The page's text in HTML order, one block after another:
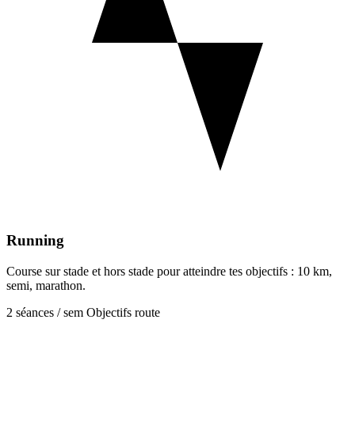
Running
Course sur stade et hors stade pour atteindre tes objectifs : 10 km,
semi, marathon.
2 séances / sem Objectifs route